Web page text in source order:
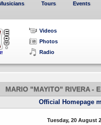
Tours Events
Videos
Photos
Radio
MARIO "MAYITO" RIVERA -
Official Homepage
Tuesday, 20 August